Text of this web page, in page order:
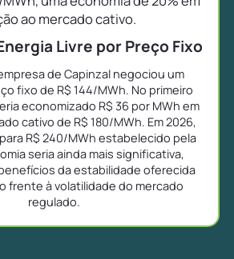
ao mercado cativo.
Livre por Preço Fixo
de Capinzal negociou um
fixo de R$ 144/MWh. No primeiro
economizado R$ 36 por MWh em
cativo de R$ 180/MWh. Em 2026,
R$ 240/MWh estabelecido pela
seria ainda mais significativa,
da estabilidade oferecida
frente à volatilidade do mercado
regulado.